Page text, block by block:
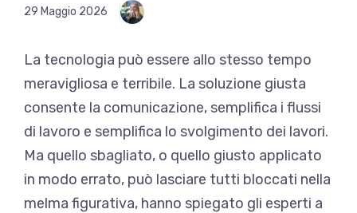
29 Maggio 2026
La tecnologia può essere allo stesso tempo
meravigliosa e terribile. La soluzione giusta
consente la comunicazione, semplifica i flussi
di lavoro e semplifica lo svolgimento dei lavori.
Ma quello sbagliato, o quello giusto applicato
in modo errato, può lasciare tutti bloccati nella
melma figurativa, hanno spiegato gli esperti a